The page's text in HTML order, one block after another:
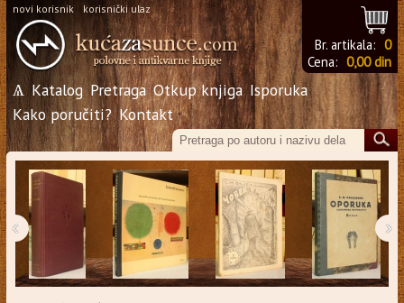
novi korisnik korisnički ulaz
Br. artikala: 0
Cena: 0,00 din
Ѧ Katalog Pretraga Otkup knjiga Isporuka
Kako poručiti? Kontakt
‹ ›